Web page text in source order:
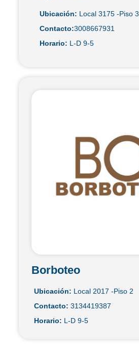
Ubicación: Local 3175 -Piso 3
Contacto:3008667931
Horario: L-D 9-5
Borboteo
Ubicación: Local 2017 -Piso 2
Contacto: 3134419387
Horario: L-D 9-5